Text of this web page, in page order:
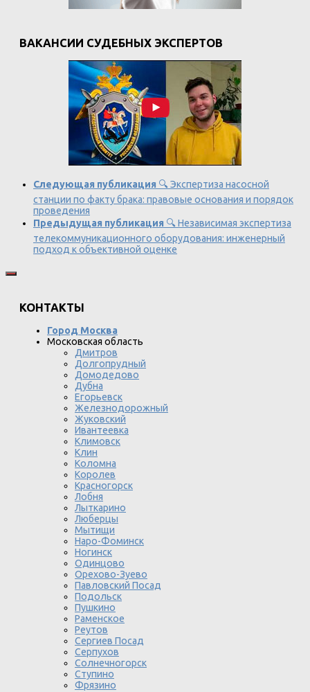
ВАКАНСИИ СУДЕБНЫХ ЭКСПЕРТОВ
Следующая публикация 🔍 Экспертиза насосной
станции по факту брака: правовые основания и порядок
проведения
Предыдущая публикация 🔍 Независимая экспертиза
телекоммуникационного оборудования: инженерный
подход к объективной оценке
КОНТАКТЫ
Город Москва
Московская область
Дмитров
Долгопрудный
Домодедово
Дубна
Егорьевск
Железнодорожный
Жуковский
Ивантеевка
Климовск
Клин
Коломна
Королев
Красногорск
Лобня
Лыткарино
Люберцы
Мытищи
Наро-Фоминск
Ногинск
Одинцово
Орехово-Зуево
Павловский Посад
Подольск
Пушкино
Раменское
Реутов
Сергиев Посад
Серпухов
Солнечногорск
Ступино
Фрязино